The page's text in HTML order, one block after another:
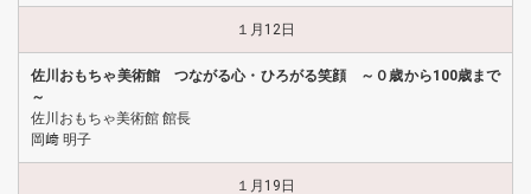
１月12日
佐川おもちゃ美術館 つながる心・ひろがる笑顔 ～０歳から100歳まで
～
佐川おもちゃ美術館 館長
岡﨑 明子
１月19日